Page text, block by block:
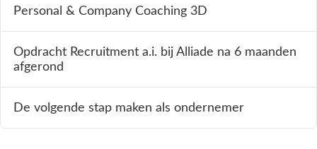
Personal & Company Coaching 3D
Opdracht Recruitment a.i. bij Alliade na 6 maanden
afgerond
De volgende stap maken als ondernemer